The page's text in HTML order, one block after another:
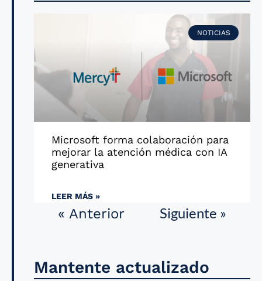
NOTICIAS
Microsoft forma colaboración para
mejorar la atención médica con IA
generativa
LEER MÁS »
« Anterior Siguiente »
Mantente actualizado